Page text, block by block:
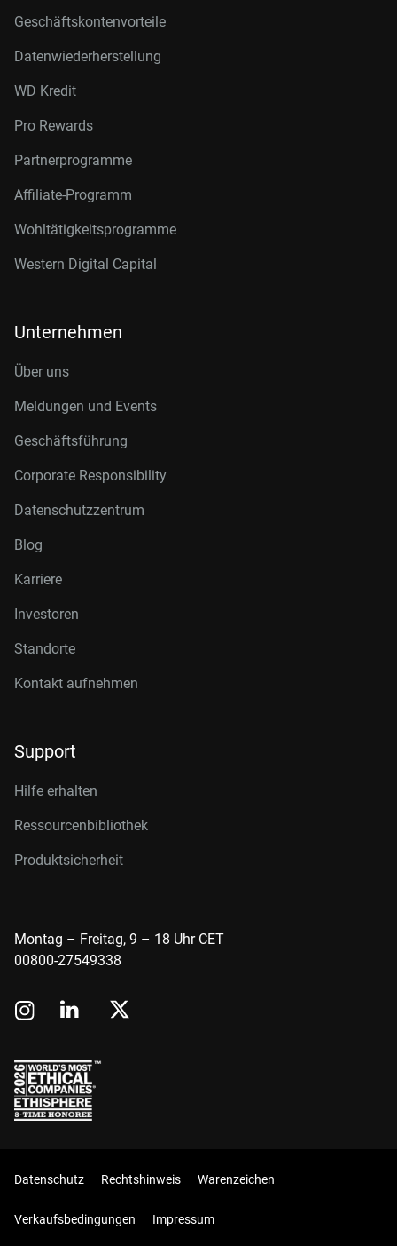
Geschäftskontenvorteile
Datenwiederherstellung
WD Kredit
Pro Rewards
Partnerprogramme
Affiliate-Programm
Wohltätigkeitsprogramme
Western Digital Capital
Unternehmen
Über uns
Meldungen und Events
Geschäftsführung
Corporate Responsibility
Datenschutzzentrum
Blog
Karriere
Investoren
Standorte
Kontakt aufnehmen
Support
Hilfe erhalten
Ressourcenbibliothek
Produktsicherheit
Montag – Freitag, 9 – 18 Uhr CET
00800-27549338
Datenschutz Rechtshinweis Warenzeichen
Verkaufsbedingungen Impressum